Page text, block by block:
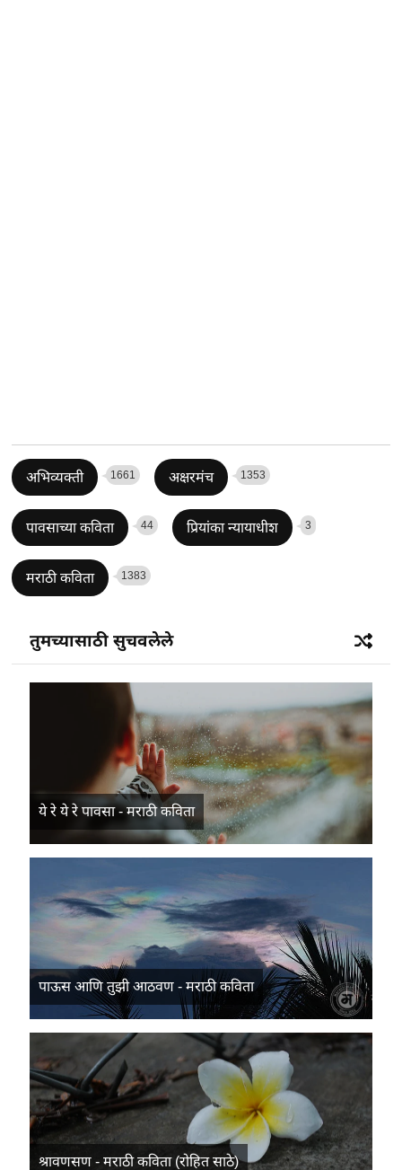
अभिव्यक्ती 1661 अक्षरमंच 1353
पावसाच्या कविता 44 प्रियांका न्यायाधीश 3
मराठी कविता 1383
तुमच्यासाठी सुचवलेले
ये रे ये रे पावसा - मराठी कविता
पाऊस आणि तुझी आठवण - मराठी कविता
श्रावणसण - मराठी कविता (रोहित साठे)